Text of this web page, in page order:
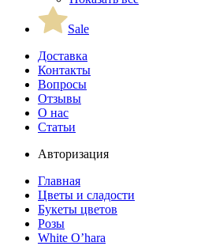
Sale
Доставка
Контакты
Вопросы
Отзывы
О нас
Статьи
Авторизация
Главная
Цветы и сладости
Букеты цветов
Розы
White O’hara